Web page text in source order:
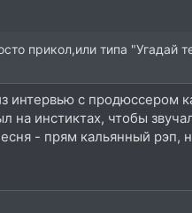
прикол,или типа
с продюссером
на инстиктах, чтобы
- прям кальянный